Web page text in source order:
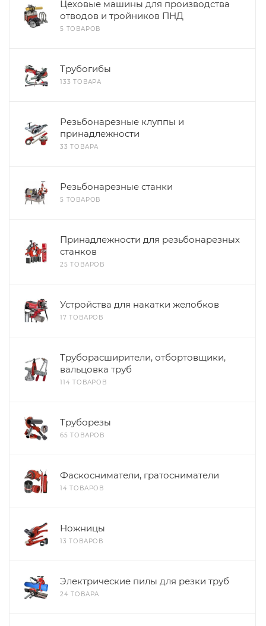
Цеховые машины для производства
отводов и тройников ПНД
5 ТОВАРОВ
Трубогибы
133 ТОВАРА
Резьбонарезные клуппы и
принадлежности
33 ТОВАРА
Резьбонарезные станки
5 ТОВАРОВ
Принадлежности для резьбонарезных
станков
25 ТОВАРОВ
Устройства для накатки желобков
17 ТОВАРОВ
Труборасширители, отбортовщики,
вальцовка труб
114 ТОВАРОВ
Труборезы
65 ТОВАРОВ
Фаскосниматели, гратосниматели
14 ТОВАРОВ
Ножницы
13 ТОВАРОВ
Электрические пилы для резки труб
24 ТОВАРА